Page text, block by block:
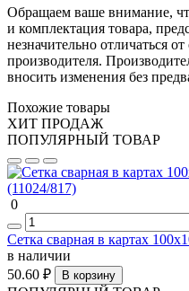
Обращаем ваше внимание,
и комплектация товара,
незначительно отличаться
производителя.
вносить изменения без
Похожие товары
ХИТ ПРОДАЖ
ПОПУЛЯРНЫЙ ТОВАР
0
Сетка сварная в картах
в наличии
50.60 ₽
В корзину